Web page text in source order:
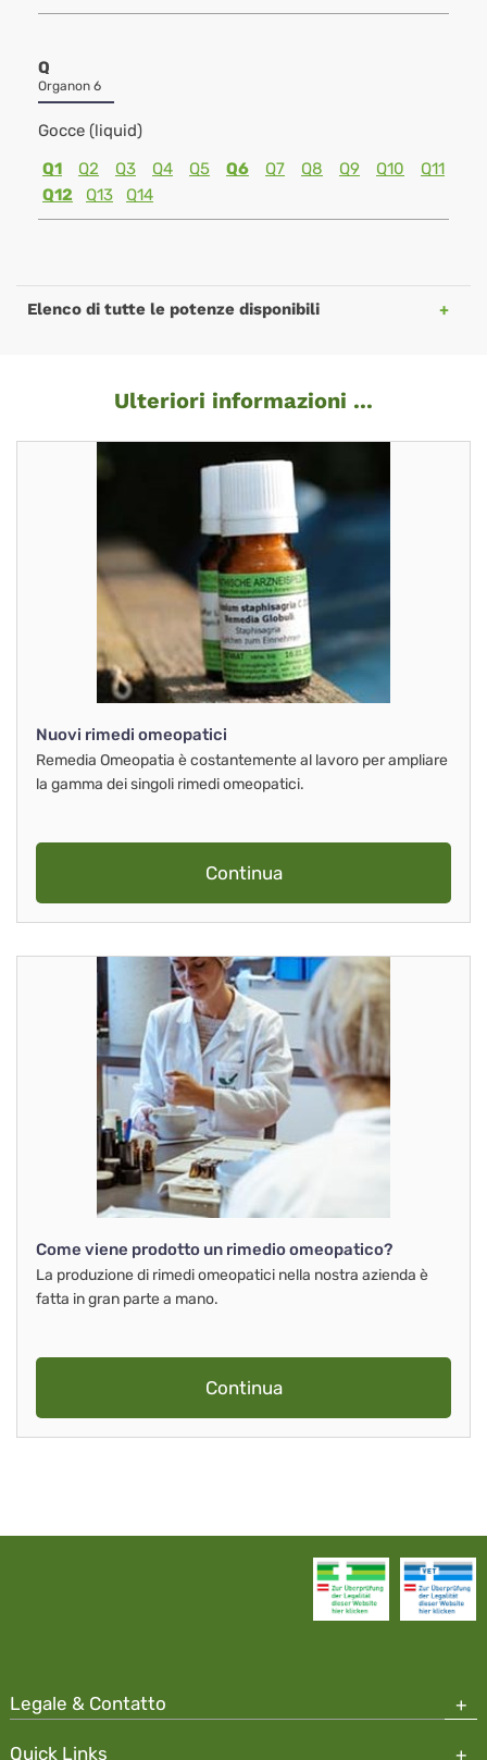
Q
Organon 6
Gocce (liquid)
Q1
Q2 Q3 Q4 Q5 Q6 Q7 Q8 Q9 Q10
Q11
Q12
Q13 Q14
Elenco di tutte le potenze disponibili
Ulteriori informazioni ...
Nuovi rimedi omeopatici
Remedia Omeopatia è costantemente al lavoro per ampliare
la gamma dei singoli rimedi omeopatici.
Continua
Come viene prodotto un rimedio omeopatico?
La produzione di rimedi omeopatici nella nostra azienda è
fatta in gran parte a mano.
Continua
Legale & Contatto
Quick Links